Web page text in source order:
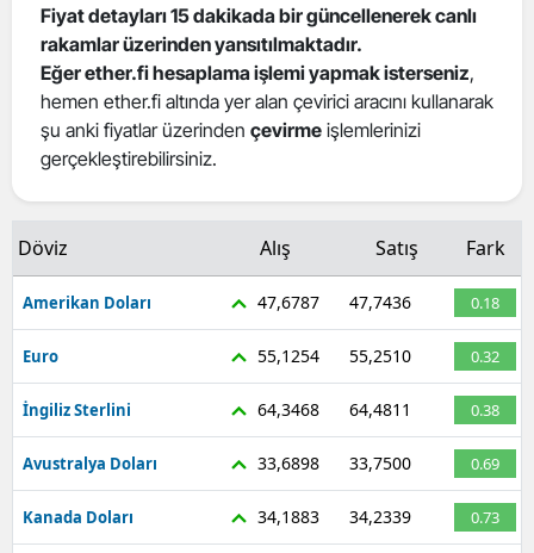
Fiyat detayları 15 dakikada bir güncellenerek canlı
rakamlar üzerinden yansıtılmaktadır.
Eğer ether.fi hesaplama işlemi yapmak isterseniz,
hemen ether.fi altında yer alan çevirici aracını kullanarak
şu anki fiyatlar üzerinden çevirme işlemlerinizi
gerçekleştirebilirsiniz.
Döviz Alış Satış Fark
Amerikan Doları 47,6787 47,7436 0.18
Euro 55,1254 55,2510 0.32
İngiliz Sterlini 64,3468 64,4811 0.38
Avustralya Doları 33,6898 33,7500 0.69
Kanada Doları 34,1883 34,2339 0.73